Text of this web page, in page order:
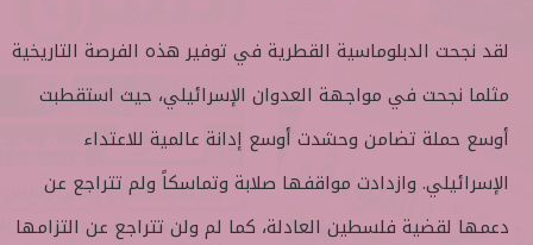
لقد نجحت الدبلوماسية القطرية في توفير هذه الفرصة التاريخية
مثلما نجحت في مواجهة العدوان الإسرائيلي، حيث استقطبت
أوسع حملة تضامن وحشدت أوسع إدانة عالمية للاعتداء
الإسرائيلي. وازدادت مواقفها صلابة وتماسكاً ولم تتراجع عن
دعمها لقضية فلسطين العادلة، كما لم ولن تتراجع عن التزامها